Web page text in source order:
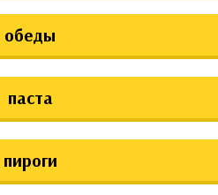
обеды
паста
пироги